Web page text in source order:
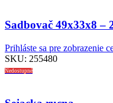
Sadbovač 49x33x8 –
Prihláste sa pre zobrazenie
SKU: 255480
Nedostupné